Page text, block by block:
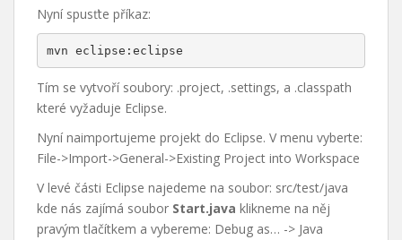
Nyní spusťte příkaz:
mvn eclipse:eclipse
Tím se vytvoří soubory: .project, .settings, a .classpath
které vyžaduje Eclipse.
Nyní naimportujeme projekt do Eclipse. V menu vyberte:
File->Import->General->Existing Project into Workspace
V levé části Eclipse najedeme na soubor: src/test/java
kde nás zajímá soubor Start.java klikneme na něj
pravým tlačítkem a vybereme: Debug as… -> Java